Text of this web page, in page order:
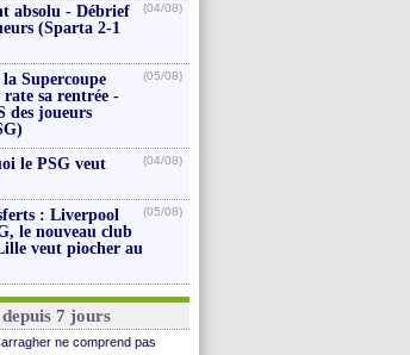
absolu - Débrief
(Sparta 2-1
(04/08)
Supercoupe
sa rentrée -
des joueurs
(05/08)
le PSG veut
(04/08)
: Liverpool
le nouveau club
veut piocher au
(05/08)
7 jours
ne comprend pas